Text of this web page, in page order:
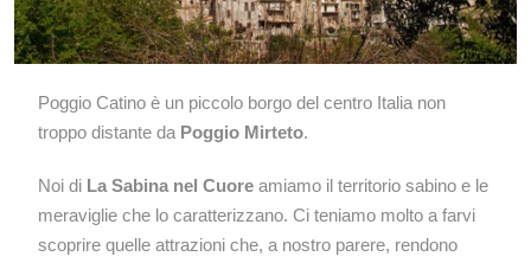
Poggio Catino è un piccolo borgo del centro Italia non
troppo distante da Poggio Mirteto.
Noi di La Sabina nel Cuore amiamo il territorio sabino e le
meraviglie che lo caratterizzano. Ci teniamo molto a farvi
scoprire quelle attrazioni che, a nostro parere, rendono